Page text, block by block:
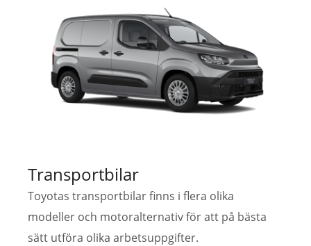
Transportbilar
Toyotas transportbilar finns i flera olika
modeller och motoralternativ för att på bästa
sätt utföra olika arbetsuppgifter.